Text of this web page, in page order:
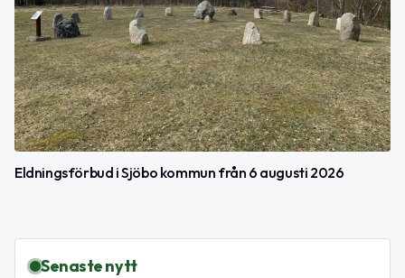
Eldningsförbud i Sjöbo kommun från 6 augusti 2026
Senaste nytt